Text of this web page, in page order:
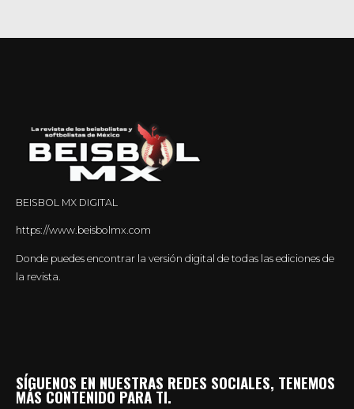
BEISBOL MX DIGITAL
https://www.beisbolmx.com
Donde puedes encontrar la versión digital de todas las ediciones de
la revista.
SÍGUENOS EN NUESTRAS REDES SOCIALES, TENEMOS
MÁS CONTENIDO PARA TI.